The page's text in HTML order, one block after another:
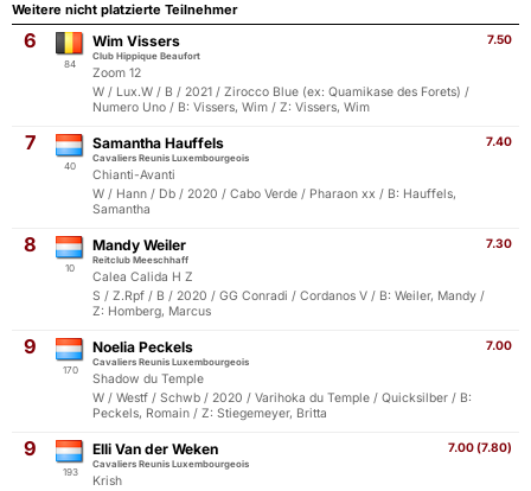
Weitere nicht platzierte Teilnehmer
6
84
7.50
Wim Vissers
Club Hippique Beaufort
Zoom 12
W / Lux.W / B / 2021 / Zirocco Blue (ex: Quamikase des Forets) /
Numero Uno / B: Vissers, Wim / Z: Vissers, Wim
7
40
7.40
Samantha Hauffels
Cavaliers Reunis Luxembourgeois
Chianti-Avanti
W / Hann / Db / 2020 / Cabo Verde / Pharaon xx / B: Hauffels,
Samantha
8
10
7.30
Mandy Weiler
Reitclub Meeschhaff
Calea Calida H Z
S / Z.Rpf / B / 2020 / GG Conradi / Cordanos V / B: Weiler, Mandy /
Z: Homberg, Marcus
9
170
7.00
Noelia Peckels
Cavaliers Reunis Luxembourgeois
Shadow du Temple
W / Westf / Schwb / 2020 / Varihoka du Temple / Quicksilber / B:
Peckels, Romain / Z: Stiegemeyer, Britta
9
193
7.00 (7.80)
Elli Van der Weken
Cavaliers Reunis Luxembourgeois
Krish